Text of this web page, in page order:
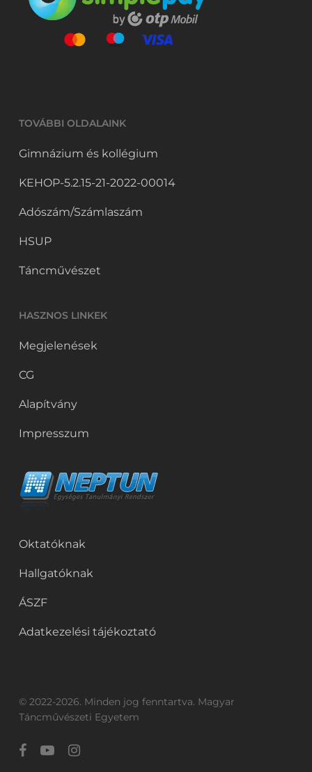
TOVÁBBI OLDALAINK
Gimnázium és kollégium
KEHOP-5.2.15-21-2022-00014
Adószám/Számlaszám
HSUP
Táncművészet
HASZNOS LINKEK
Megjelenések
CG
Alapítvány
Impresszum
Oktatóknak
Hallgatóknak
ÁSZF
Adatkezelési tájékoztató
© 2022-2026. Minden jog fenntartva. Magyar
Táncművészeti Egyetem
facebookyoutubeinstagram